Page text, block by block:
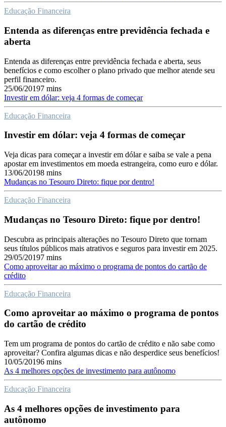
Educação Financeira
Entenda as diferenças entre previdência fechada e
aberta
Entenda as diferenças entre previdência fechada e aberta, seus
benefícios e como escolher o plano privado que melhor atende seu
perfil financeiro.
25/06/20197 mins
Investir em dólar: veja 4 formas de começar
Educação Financeira
Investir em dólar: veja 4 formas de começar
Veja dicas para começar a investir em dólar e saiba se vale a pena
apostar em investimentos em moeda estrangeira, como euro e dólar.
13/06/20198 mins
Mudanças no Tesouro Direto: fique por dentro!
Educação Financeira
Mudanças no Tesouro Direto: fique por dentro!
Descubra as principais alterações no Tesouro Direto que tornam
seus títulos públicos mais atrativos e seguros para investir em 2025.
29/05/20197 mins
Como aproveitar ao máximo o programa de pontos do cartão de
crédito
Educação Financeira
Como aproveitar ao máximo o programa de pontos
do cartão de crédito
Tem um programa de pontos do cartão de crédito e não sabe como
aproveitar? Confira algumas dicas e não desperdice seus benefícios!
10/05/20196 mins
As 4 melhores opções de investimento para autônomo
Educação Financeira
As 4 melhores opções de investimento para
autônomo